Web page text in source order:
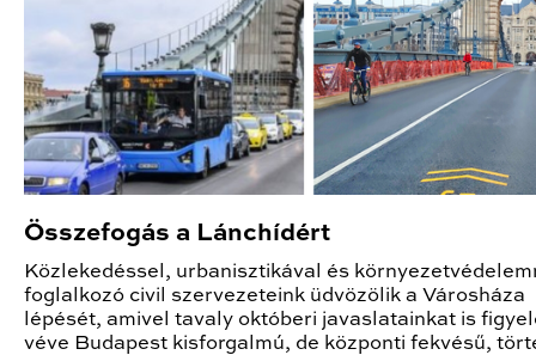
Összefogás a Lánchídért
Közlekedéssel, urbanisztikával és
foglalkozó civil szervezeteink üdvözölik a Városháza
lépését, amivel tavaly októberi javaslatainkat is
véve Budapest kisforgalmú, de központi fekvésű,